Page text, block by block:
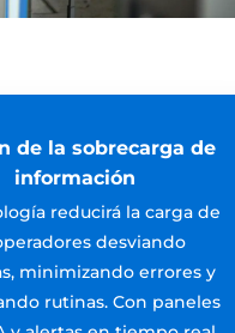
de la sobrecarga de
información
reducirá la carga de
desviando
minimizando errores y
rutinas. Con paneles